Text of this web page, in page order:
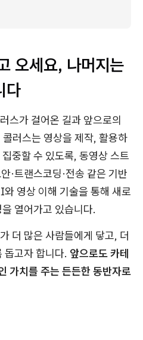
오세요, 나머지는
다
스가 걸어온 길과 앞으로의
러스는 영상을 제작, 활용하
중할 수 있도록, 동영상 스트
·트랜스코딩·전송 같은 기반
영상 이해 기술을 통해 새로
열어가고 있습니다.
더 많은 사람들에게 닿고, 더
돕고자 합니다. 앞으로도 카테
가치를 주는 든든한 동반자로